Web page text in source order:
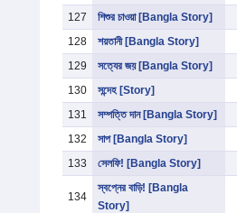
127
শিশুর চাওয়া [Bangla Story]
128
শয়তানী [Bangla Story]
129
সত্যের জয় [Bangla Story]
130
সন্দেহ [Story]
131
সম্পত্তি দান [Bangla Story]
132
সাপ [Bangla Story]
133
সেলফি! [Bangla Story]
134
স্বপ্নের বাড়ি! [Bangla
Story]